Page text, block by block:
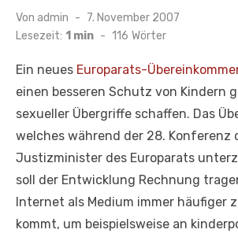
Von admin
Veröffentlicht
am
7. November 2007
Lesezeit: 1 min - 116 Wörter
Ein neues Europarats-
einen besseren Schutz von Kindern
sexueller Übergriffe schaffen. Das
welches während der 28. Konferenz
Justizminister des Europarats
soll der Entwicklung Rechnung
Internet als Medium immer häufiger
kommt, um beispielsweise an